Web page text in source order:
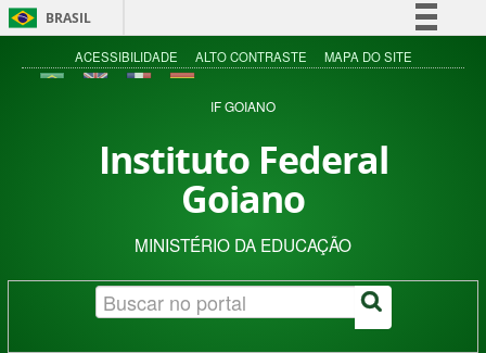
BRASIL
Simplifique!
Acesso à informação
ACESSIBILIDADE ALTO CONTRASTE MAPA DO SITE
IF GOIANO
Instituto Federal
Goiano
MINISTÉRIO DA EDUCAÇÃO